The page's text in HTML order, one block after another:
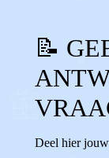
📝
Deel hier